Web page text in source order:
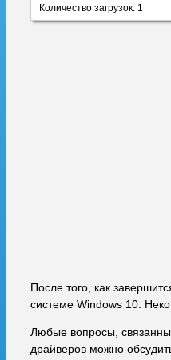
Количество загрузок: 1
После того, как
системе Windows 10.
Любые вопросы,
драйверов можно